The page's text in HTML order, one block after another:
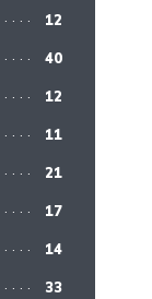
12
40
12
11
21
17
14
33